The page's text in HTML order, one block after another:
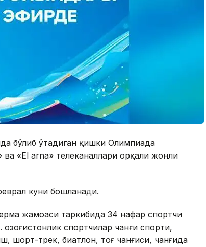
бўлиб ўтадиган қишки Олимпиада
«El arna» телеканаллари орқали жонли
куни бошланади.
жамоаси таркибида 34 нафар спортчи
спортчилар чанғи спорти,
шорт-трек, биатлон, тоғ чанғиси, чанғида